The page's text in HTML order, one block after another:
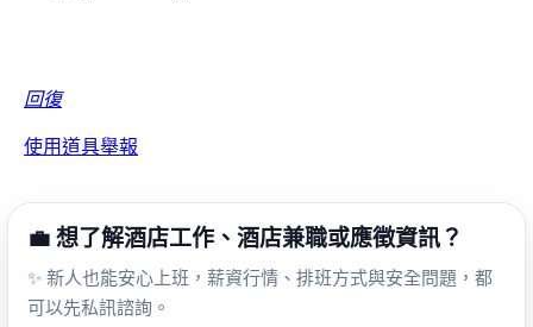
回復
使用道具舉報
💼 想了解酒店工作、酒店兼職或應徵資訊？
✨ 新人也能安心上班，薪資行情、排班方式與安全問題，都
可以先私訊諮詢。